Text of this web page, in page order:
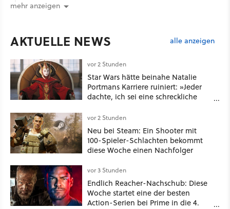
mehr anzeigen
AKTUELLE NEWS alle anzeigen
vor 2 Stunden
Star Wars hätte beinahe Natalie
Portmans Karriere ruiniert: »Jeder
dachte, ich sei eine schreckliche
vor 2 Stunden
Neu bei Steam: Ein Shooter mit
100-Spieler-Schlachten bekommt
diese Woche einen Nachfolger
vor 3 Stunden
Endlich Reacher-Nachschub: Diese
Woche startet eine der besten
Action-Serien bei Prime in die 4.